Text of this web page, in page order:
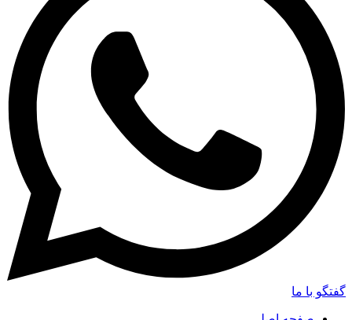
گفتگو با ما